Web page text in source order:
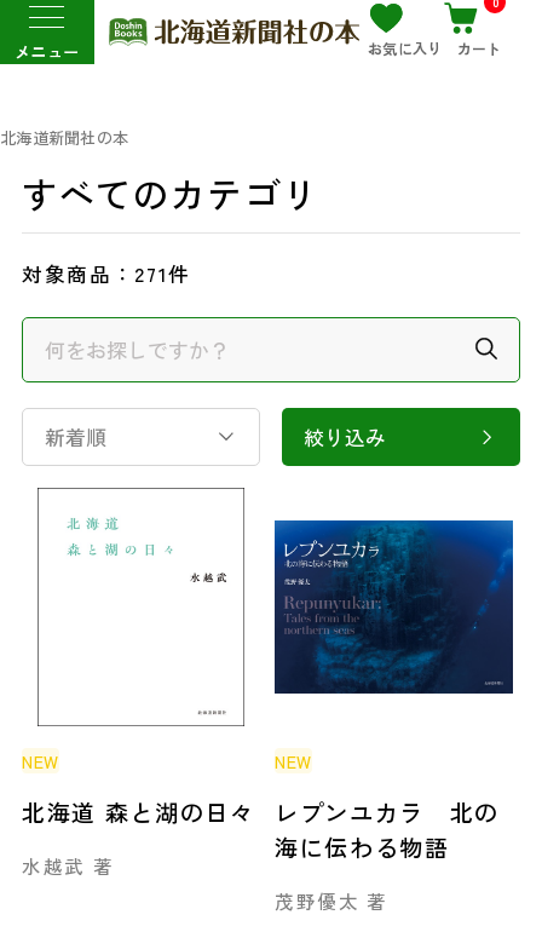
メニュー お気に入り カート
北海道新聞社の本
すべてのカテゴリ
対象商品： 271件
新着順 絞り込み
NEW
北海道 森と湖の日々
水越武 著
NEW
レプンユカラ 北の
海に伝わる物語
茂野優太 著